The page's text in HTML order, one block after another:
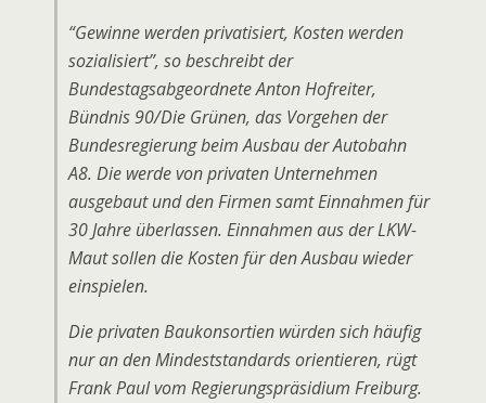
“Gewinne werden privatisiert, Kosten werden
sozialisiert”, so beschreibt der
Bundestagsabgeordnete Anton Hofreiter,
Bündnis 90/Die Grünen, das Vorgehen der
Bundesregierung beim Ausbau der Autobahn
A8. Die werde von privaten Unternehmen
ausgebaut und den Firmen samt Einnahmen für
30 Jahre überlassen. Einnahmen aus der LKW-
Maut sollen die Kosten für den Ausbau wieder
einspielen.
Die privaten Baukonsortien würden sich häufig
nur an den Mindeststandards orientieren, rügt
Frank Paul vom Regierungspräsidium Freiburg.